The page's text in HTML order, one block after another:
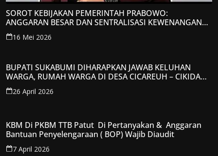
SOROT KEBIJAKAN PEMERINTAH PRABOWO:
ANGGARAN BESAR DAN SENTRALISASI KEWENANGAN
JADI PERHATIAN; LPP-TIPIKOR RI BERIKAN TANGGAPAN
KRITIS
16 Mei 2026
BUPATI SUKABUMI DIHARAPKAN JAWAB KELUHAN
WARGA, RUMAH WARGA DI DESA CICAREUH – CIKIDANG
DIAMBRUKAN
26 April 2026
KBM Di PKBM TTB Patut Di Pertanyakan & Anggaran
Bantuan Penyelengaraan ( BOP) Wajib Diaudit
7 April 2026